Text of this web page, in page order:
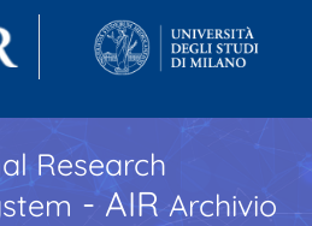
Research
- AIR Archivio